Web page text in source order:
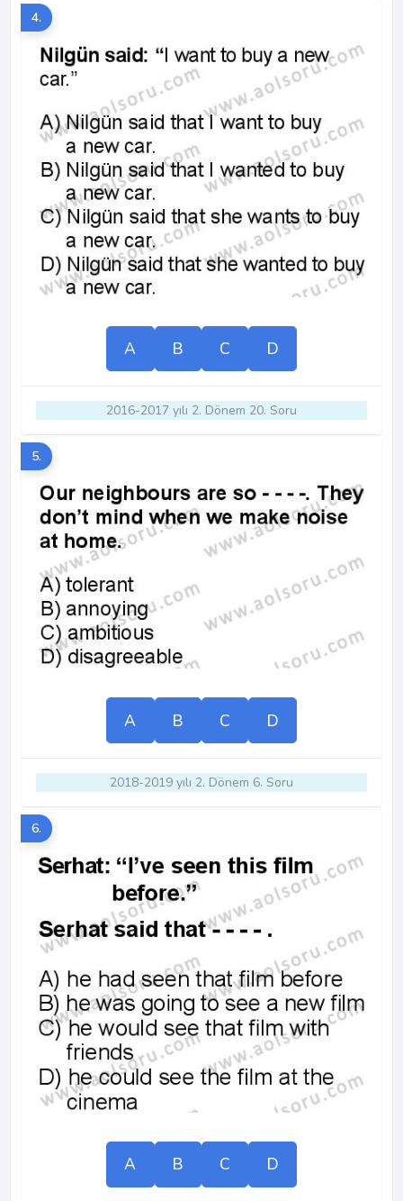
4.
A B C D
2016-2017 yılı 2. Dönem 20. Soru
5.
A B C D
2018-2019 yılı 2. Dönem 6. Soru
6.
A B C D